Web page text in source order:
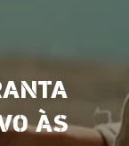
ÀS